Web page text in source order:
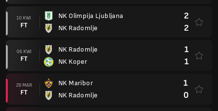
10 KWI
FT
NK Olimpija Ljubljana
NK Radomlje
2
2
06 KWI
FT
NK Radomlje
NK Koper
1
1
29 MAR
FT
NK Maribor
NK Radomlje
1
0